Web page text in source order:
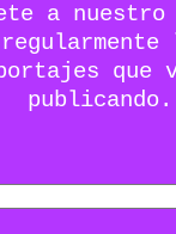
a
que
publicando.